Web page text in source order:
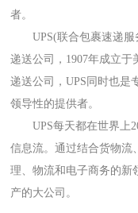
者。
UPS(联合包裹速递
递送公司，1907年成立
递送公司，UPS同时也是
领导性的提供者。
UPS每天都在世界上
信息流。通过结合货物流
理、物流和电子商务的新
产的大公司。